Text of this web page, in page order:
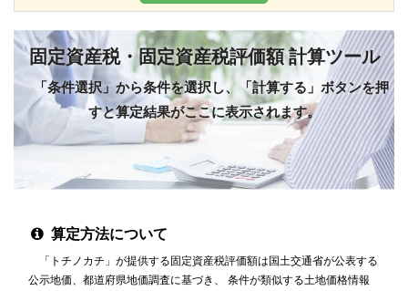
固定資産税・固定資産税評価額 計算ツール
「条件選択」から条件を選択し、「計算する」ボタンを押
すと算定結果がここに表示されます。
算定方法について
「トチノカチ」が提供する固定資産税評価額は国土交通省が公表する
公示地価、都道府県地価調査に基づき、 条件が類似する土地価格情報